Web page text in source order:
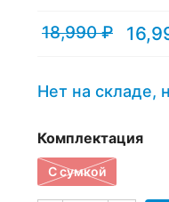
18,990₽
Первоначальная
18,990 ₽.
Текущая
Нет на складе,
Комплектация
С сумкой